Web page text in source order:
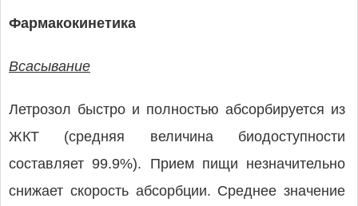
Фармакокинетика
Всасывание
Летрозол быстро и полностью абсорбируется из
ЖКТ (средняя величина биодоступности
составляет 99.9%). Прием пищи незначительно
снижает скорость абсорбции. Среднее значение